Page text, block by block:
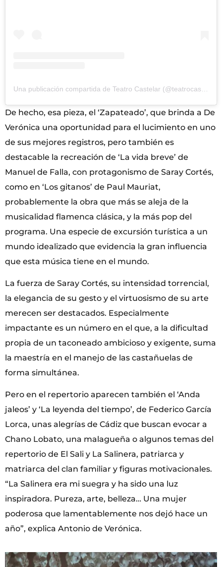
De hecho, esa pieza, el ‘Zapateado’, que brinda a De
Verónica una oportunidad para el lucimiento en uno
de sus mejores registros, pero también es
destacable la recreación de ‘La vida breve’ de
Manuel de Falla, con protagonismo de Saray Cortés,
como en ‘Los gitanos’ de Paul Mauriat,
probablemente la obra que más se aleja de la
musicalidad flamenca clásica, y la más pop del
programa. Una especie de excursión turística a un
mundo idealizado que evidencia la gran influencia
que esta música tiene en el mundo.
La fuerza de Saray Cortés, su intensidad torrencial,
la elegancia de su gesto y el virtuosismo de su arte
merecen ser destacados. Especialmente
impactante es un número en el que, a la dificultad
propia de un taconeado ambicioso y exigente, suma
la maestría en el manejo de las castañuelas de
forma simultánea.
Pero en el repertorio aparecen también el ‘Anda
jaleos’ y ‘La leyenda del tiempo’, de Federico García
Lorca, unas alegrías de Cádiz que buscan evocar a
Chano Lobato, una malagueña o algunos temas del
repertorio de El Sali y La Salinera, patriarca y
matriarca del clan familiar y figuras motivacionales.
“La Salinera era mi suegra y ha sido una luz
inspiradora. Pureza, arte, belleza… Una mujer
poderosa que lamentablemente nos dejó hace un
año”, explica Antonio de Verónica.